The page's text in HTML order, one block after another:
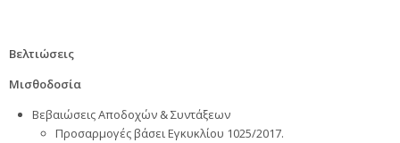
Βελτιώσεις
Μισθοδοσία
Βεβαιώσεις Αποδοχών & Συντάξεων
Προσαρμογές βάσει Εγκυκλίου 1025/2017.